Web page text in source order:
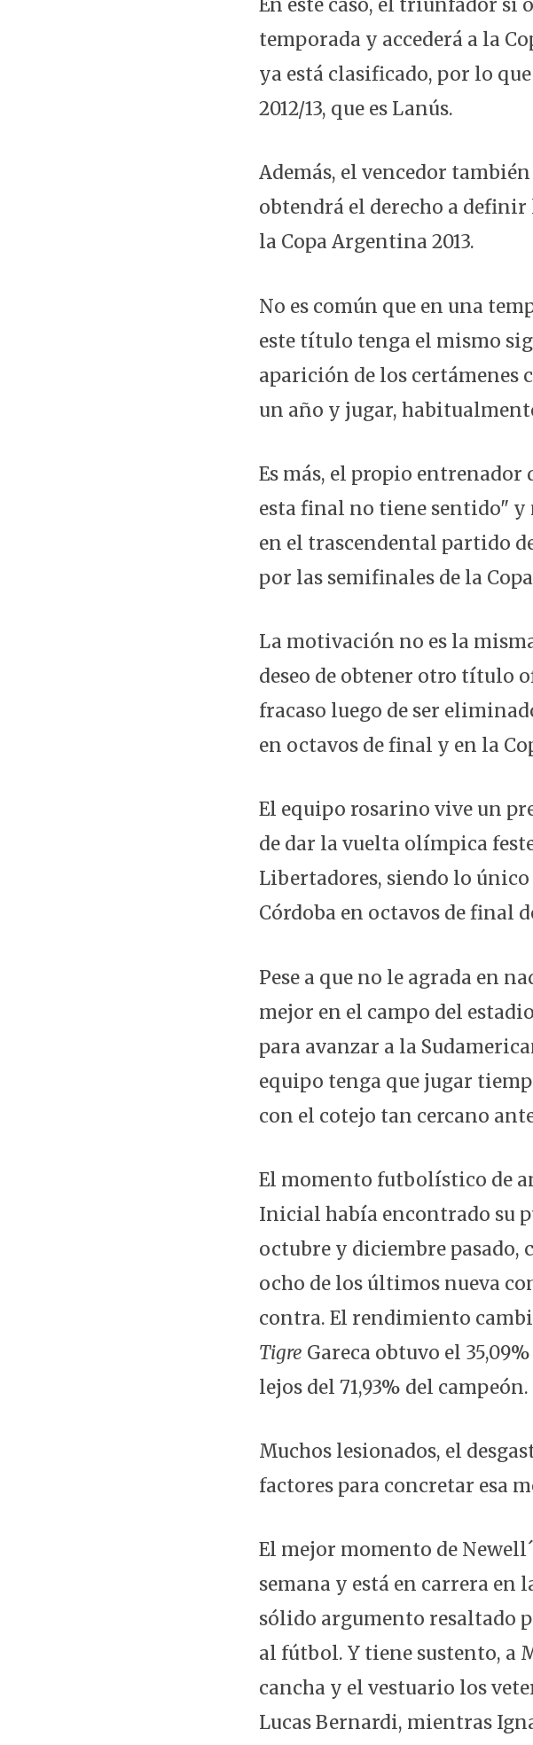
En este caso, el triunfador
temporada y accederá a la
ya está clasificado, por lo
2012/13, que es Lanús.
Además, el vencedor
obtendrá el derecho a
la Copa Argentina 2013.
No es común que en una
este título tenga el mismo
aparición de los certámenes
un año y jugar,
Es más, el propio entrenador
esta final no tiene sentido" y
en el trascendental partido
por las semifinales de la
La motivación no es la
deseo de obtener otro título
fracaso luego de ser
en octavos de final y en la
El equipo rosarino vive un
de dar la vuelta olímpica
Libertadores, siendo lo
Córdoba en octavos de final
Pese a que no le agrada en
mejor en el campo del
para avanzar a la
equipo tenga que jugar
con el cotejo tan cercano
El momento futbolístico de
Inicial había encontrado su
octubre y diciembre
ocho de los últimos nueva
contra. El rendimiento
Tigre Gareca obtuvo el
lejos del 71,93% del campeón.
Muchos lesionados, el
factores para concretar esa
El mejor momento de
semana y está en carrera en
sólido argumento resaltado
al fútbol. Y tiene sustento, a
cancha y el vestuario los
Lucas Bernardi, mientras